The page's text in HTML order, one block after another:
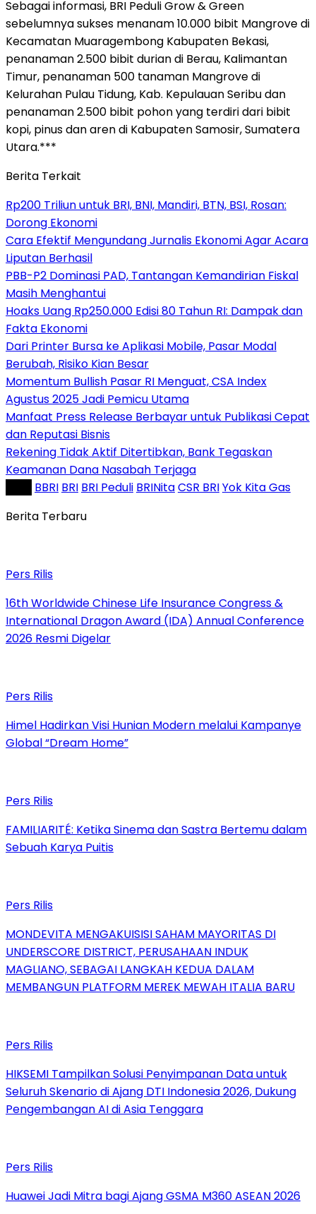
Sebagai informasi, BRI Peduli Grow & Green
sebelumnya sukses menanam 10.000 bibit Mangrove di
Kecamatan Muaragembong Kabupaten Bekasi,
penanaman 2.500 bibit durian di Berau, Kalimantan
Timur, penanaman 500 tanaman Mangrove di
Kelurahan Pulau Tidung, Kab. Kepulauan Seribu dan
penanaman 2.500 bibit pohon yang terdiri dari bibit
kopi, pinus dan aren di Kabupaten Samosir, Sumatera
Utara.***
Berita Terkait
Rp200 Triliun untuk BRI, BNI, Mandiri, BTN, BSI, Rosan:
Dorong Ekonomi
Cara Efektif Mengundang Jurnalis Ekonomi Agar Acara
Liputan Berhasil
PBB-P2 Dominasi PAD, Tantangan Kemandirian Fiskal
Masih Menghantui
Hoaks Uang Rp250.000 Edisi 80 Tahun RI: Dampak dan
Fakta Ekonomi
Dari Printer Bursa ke Aplikasi Mobile, Pasar Modal
Berubah, Risiko Kian Besar
Momentum Bullish Pasar RI Menguat, CSA Index
Agustus 2025 Jadi Pemicu Utama
Manfaat Press Release Berbayar untuk Publikasi Cepat
dan Reputasi Bisnis
Rekening Tidak Aktif Ditertibkan, Bank Tegaskan
Keamanan Dana Nasabah Terjaga
BBRI BRI BRI Peduli BRINitaCSR BRIYok Kita Gas
Berita Terbaru
Pers Rilis
16th Worldwide Chinese Life Insurance Congress &
International Dragon Award (IDA) Annual Conference
2026 Resmi Digelar
Pers Rilis
Himel Hadirkan Visi Hunian Modern melalui Kampanye
Global “Dream Home”
Pers Rilis
FAMILIARITÉ: Ketika Sinema dan Sastra Bertemu dalam
Sebuah Karya Puitis
Pers Rilis
MONDEVITA MENGAKUISISI SAHAM MAYORITAS DI
UNDERSCORE DISTRICT, PERUSAHAAN INDUK
MAGLIANO, SEBAGAI LANGKAH KEDUA DALAM
MEMBANGUN PLATFORM MEREK MEWAH ITALIA BARU
Pers Rilis
HIKSEMI Tampilkan Solusi Penyimpanan Data untuk
Seluruh Skenario di Ajang DTI Indonesia 2026, Dukung
Pengembangan AI di Asia Tenggara
Pers Rilis
Huawei Jadi Mitra bagi Ajang GSMA M360 ASEAN 2026